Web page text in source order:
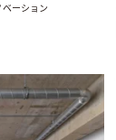
ーション